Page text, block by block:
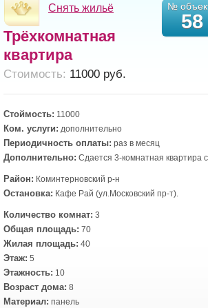
Снять жильё №
58
Трёхкомнатная
квартира
Cтоимость: 11000 руб.
Стоймость: 11000
Ком. услуги: дополнительно
Периодичность оплаты: раз в месяц
Дополнительно: Сдается 3-комнатная квартира
Район: Коминтерновский р-н
Остановка: Кафе Рай (ул.Московский пр-т).
Количество комнат: 3
Общая площадь: 70
Жилая площадь: 40
Этаж: 5
Этажность: 10
Возраст дома: 8
Материал: панель